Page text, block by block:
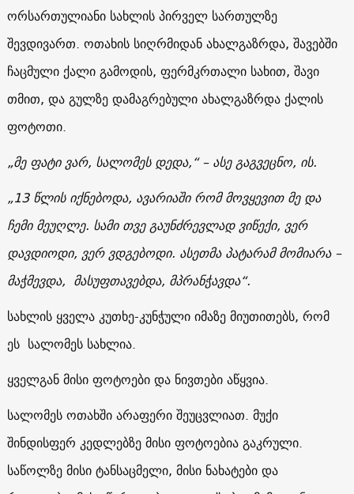
ორსართულიანი სახლის პირველ სართულზე
შევდივართ. ოთახის სიღრმიდან ახალგაზრდა, შავებში
ჩაცმული ქალი გამოდის, ფერმკრთალი სახით, შავი
თმით, და გულზე დამაგრებული ახალგაზრდა ქალის
ფოტოთი.
„მე ფატი ვარ, სალომეს დედა,“ – ასე გაგვეცნო, ის.
„13 წლის იქნებოდა, ავარიაში რომ მოვყევით მე და
ჩემი მეუღლე. სამი თვე გაუნძრევლად ვიწექი, ვერ
დავდიოდი, ვერ ვდგებოდი. ასეთმა პატარამ მომიარა –
მაჭმევდა, მასუფთავებდა, მპრანჭავდა“.
სახლის ყველა კუთხე-კუნჭული იმაზე მიუთითებს, რომ
ეს სალომეს სახლია.
ყველგან მისი ფოტოები და ნივთები აწყვია.
სალომეს ოთახში არაფერი შეუცვლიათ. მუქი
შინდისფერ კედლებზე მისი ფოტოებია გაკრული.
საწოლზე მისი ტანსაცმელი, მისი ნახატები და